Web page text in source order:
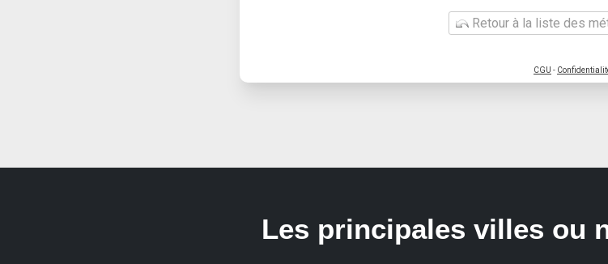
Retour à la liste des
CGU -
Les principales villes ou